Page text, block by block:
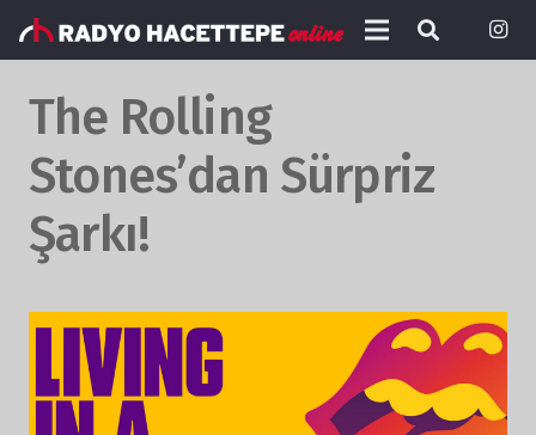
The Rolling
Stones’dan Sürpriz
Şarkı!